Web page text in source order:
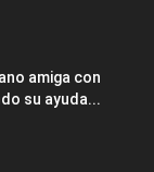
amiga con
su ayuda...